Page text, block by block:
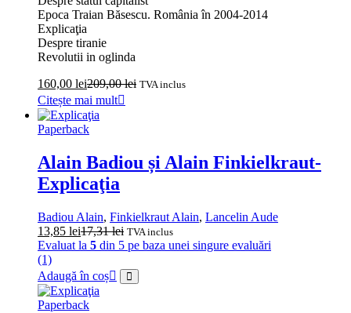
Epoca Traian Băsescu. România în 2004‑2014
Explicaţia
Despre tiranie
Revolutii in oglinda
160,00 lei209,00lei TVA inclus
Citește mai mult
Paperback
Alain Badiou și Alain Finkielkraut-
Explicaţia
Badiou Alain, Finkielkraut Alain, Lancelin Aude
13,85 lei17,31lei TVA inclus
Evaluat la 5 din 5 pe baza unei singure evaluări
(1)
Adaugă în coș
Paperback